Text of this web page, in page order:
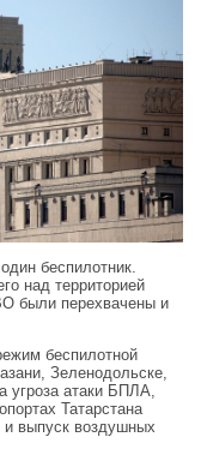
беспилотник.
над территорией
были перехвачены и
беспилотной
Зеленодольске,
угроза атаки БПЛА,
Татарстана
и выпуск воздушных